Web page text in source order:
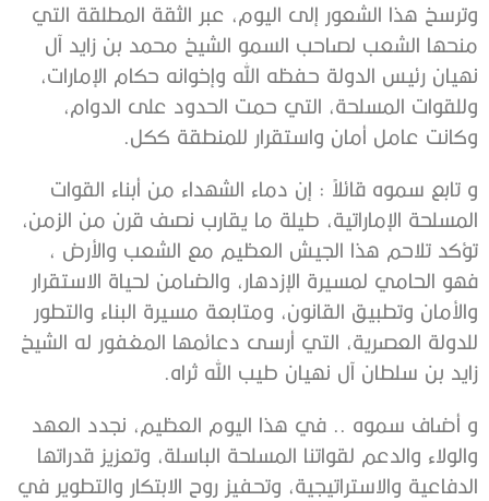
وترسخ هذا الشعور إلى اليوم، عبر الثقة المطلقة التي
منحها الشعب لصاحب السمو الشيخ محمد بن زايد آل
نهيان رئيس الدولة حفظه الله وإخوانه حكام الإمارات،
وللقوات المسلحة، التي حمت الحدود على الدوام،
وكانت عامل أمان واستقرار للمنطقة ككل.
و تابع سموه قائلاً : إن دماء الشهداء من أبناء القوات
المسلحة الإماراتية، طيلة ما يقارب نصف قرن من الزمن،
تؤكد تلاحم هذا الجيش العظيم مع الشعب والأرض ،
فهو الحامي لمسيرة الإزدهار، والضامن لحياة الاستقرار
والأمان وتطبيق القانون، ومتابعة مسيرة البناء والتطور
للدولة العصرية، التي أرسى دعائمها المغفور له الشيخ
زايد بن سلطان آل نهيان طيب الله ثراه.
و أضاف سموه .. في هذا اليوم العظيم، نجدد العهد
والولاء والدعم لقواتنا المسلحة الباسلة، وتعزيز قدراتها
الدفاعية والاستراتيجية، وتحفيز روح الابتكار والتطوير في